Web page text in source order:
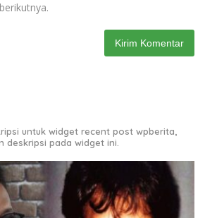
untuk widget recent post wpberita,
deskripsi pada widget ini.